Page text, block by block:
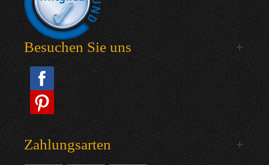
Besuchen Sie uns
Zahlungsarten